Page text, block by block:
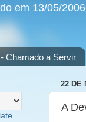
em 13/05/
Chamado a Servir
22 DE
A